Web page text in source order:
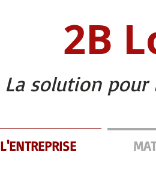
2B
La solution
L'ENTREPRISE